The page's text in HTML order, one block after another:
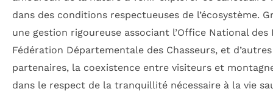
dans des conditions respectueuses de l’écosystème.
une gestion rigoureuse associant l’Office National des
Fédération Départementale des Chasseurs, et d’autres
partenaires, la coexistence entre visiteurs et
dans le respect de la tranquillité nécessaire à la vie